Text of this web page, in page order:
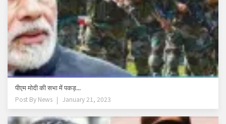
पीएम मोदी की सभा में पकड़...
Post By News January 21, 2023